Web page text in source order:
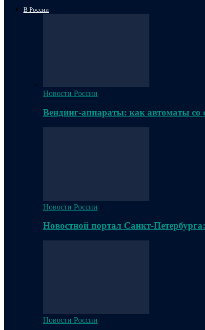
В России
Новости России
Вендинг-аппараты: как автоматы со
Новости России
Новостной портал Санкт-
Новости России